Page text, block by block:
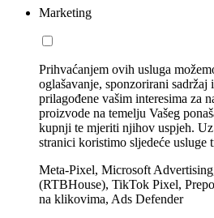
Marketing
Prihvaćanjem ovih usluga
oglašavanje, sponzorirani sadržaj
prilagođene vašim interesima za
proizvode na temelju Vašeg
kupnji te mjeriti njihov uspjeh.
stranici koristimo sljedeće usluge
Meta-Pixel, Microsoft
(RTBHouse), TikTok Pixel,
na klikovima, Ads Defender